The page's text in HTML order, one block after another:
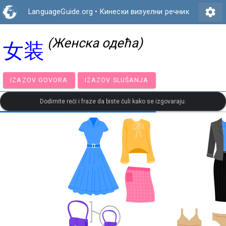
LanguageGuide.org • Кинески визуелни речник settings
女装 (Женска одећа)
IZAZOV GOVORA IZAZOV SLUŠANJA
Dodirnite reči i fraze da biste čuli kako se izgovaraju.